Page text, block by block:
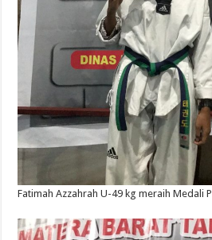
Fatimah Azzahrah U-49 kg meraih Medali